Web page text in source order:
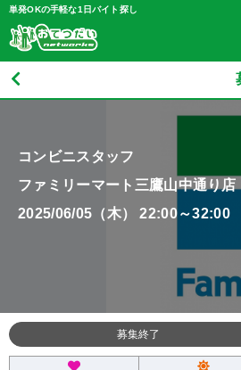
単発OKの手軽な1日バイト探し
コンビニスタッフ
ファミリーマート三鷹山中通り店
2025/06/05（木） 22:00～32:00
募集終了